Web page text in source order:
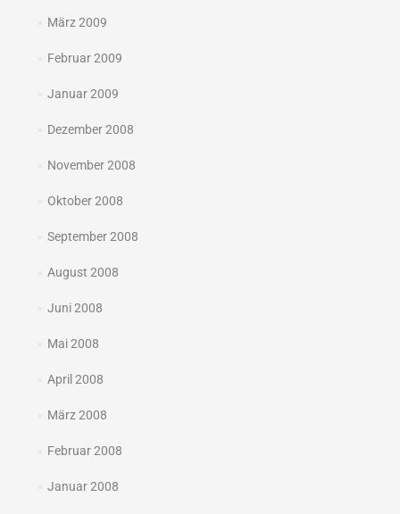
März 2009
Februar 2009
Januar 2009
Dezember 2008
November 2008
Oktober 2008
September 2008
August 2008
Juni 2008
Mai 2008
April 2008
März 2008
Februar 2008
Januar 2008